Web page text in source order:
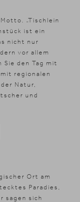
„Tischlein
ist ein
nicht nur
vor allem
den Tag mit
regionalen
Natur,
und
Ort am
Paradies,
sagen sich